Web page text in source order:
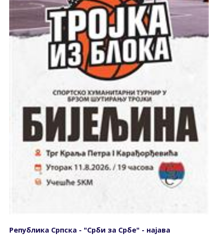
Република Српска - "Срби за Србе" - најава